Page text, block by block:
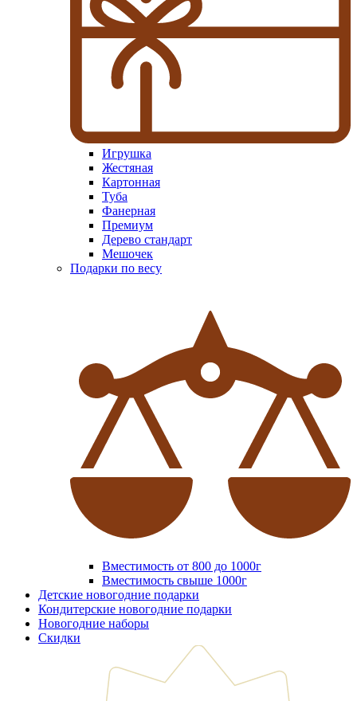
Игрушка
Жестяная
Картонная
Туба
Фанерная
Премиум
Дерево стандарт
Мешочек
Подарки по весу
Вместимость от 800 до 1000г
Вместимость свыше 1000г
Детские новогодние подарки
Кондитерские новогодние подарки
Новогодние наборы
Скидки